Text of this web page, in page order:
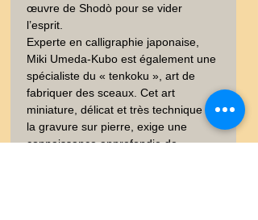
œuvre de Shodò pour se vider
l’esprit.
Experte en calligraphie japonaise,
Miki Umeda-Kubo est également une
spécialiste du « tenkoku », art de
fabriquer des sceaux. Cet art
miniature, délicat et très technique de
la gravure sur pierre, exige une
connaissance approfondie de